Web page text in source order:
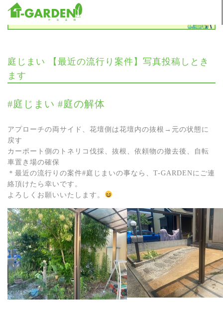
お知らせ
庭じまい 【最近の流行り案件】写真投稿しとき
ます
#庭じまい #庭の解体
アプローチの両サイド、花壇側は花壇内の抜根→元の状態に
戻す
カーポート側のトネリコ伐採、抜根、依頼物の撤去後、自転
車置き場の確保
＊最近の流行りの案件#庭じまいの事なら、T-GARDENにご連
絡頂けたら幸いです。
よろしくお願いいたします。